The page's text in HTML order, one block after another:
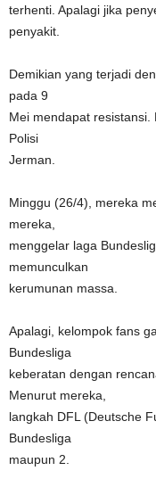
terhenti. Apalagi jika
penyakit.
Demikian yang terjadi
pada 9
Mei mendapat
Polisi
Jerman.
Minggu (26/4), mereka
mereka,
menggelar laga
memunculkan
kerumunan massa.
Apalagi, kelompok fans
Bundesliga
keberatan dengan
Menurut mereka,
langkah DFL (Deutsche
Bundesliga
maupun 2.